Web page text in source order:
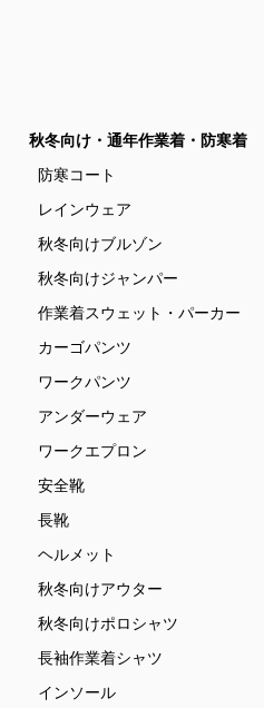
秋冬向け・通年作業着・防寒着
防寒コート
レインウェア
秋冬向けブルゾン
秋冬向けジャンパー
作業着スウェット・パーカー
カーゴパンツ
ワークパンツ
アンダーウェア
ワークエプロン
安全靴
長靴
ヘルメット
秋冬向けアウター
秋冬向けポロシャツ
長袖作業着シャツ
インソール